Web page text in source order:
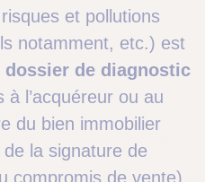
et pollutions
notamment, etc.) est
dossier de diagnostic
à l’acquéreur ou au
du bien immobilier
la signature de
compromis de vente)